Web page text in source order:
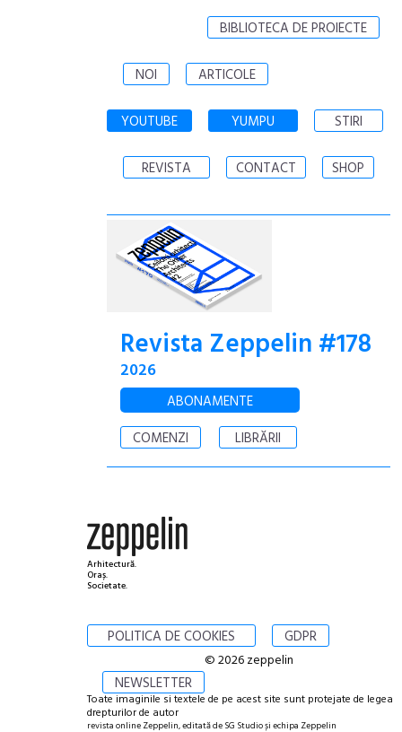
BIBLIOTECA DE PROIECTE
NOI ARTICOLE
YOUTUBE YUMPU STIRI
REVISTA CONTACT SHOP
Revista Zeppelin #178
2026
ABONAMENTE
COMENZI
LIBRĂRII
Arhitectură.
Oraș.
Societate.
POLITICA DE COOKIES GDPR
NEWSLETTER
© 2026 zeppelin
Toate imaginile si textele de pe acest site sunt protejate de legea
drepturilor de autor
revista online Zeppelin, editată de SG Studio și echipa Zeppelin